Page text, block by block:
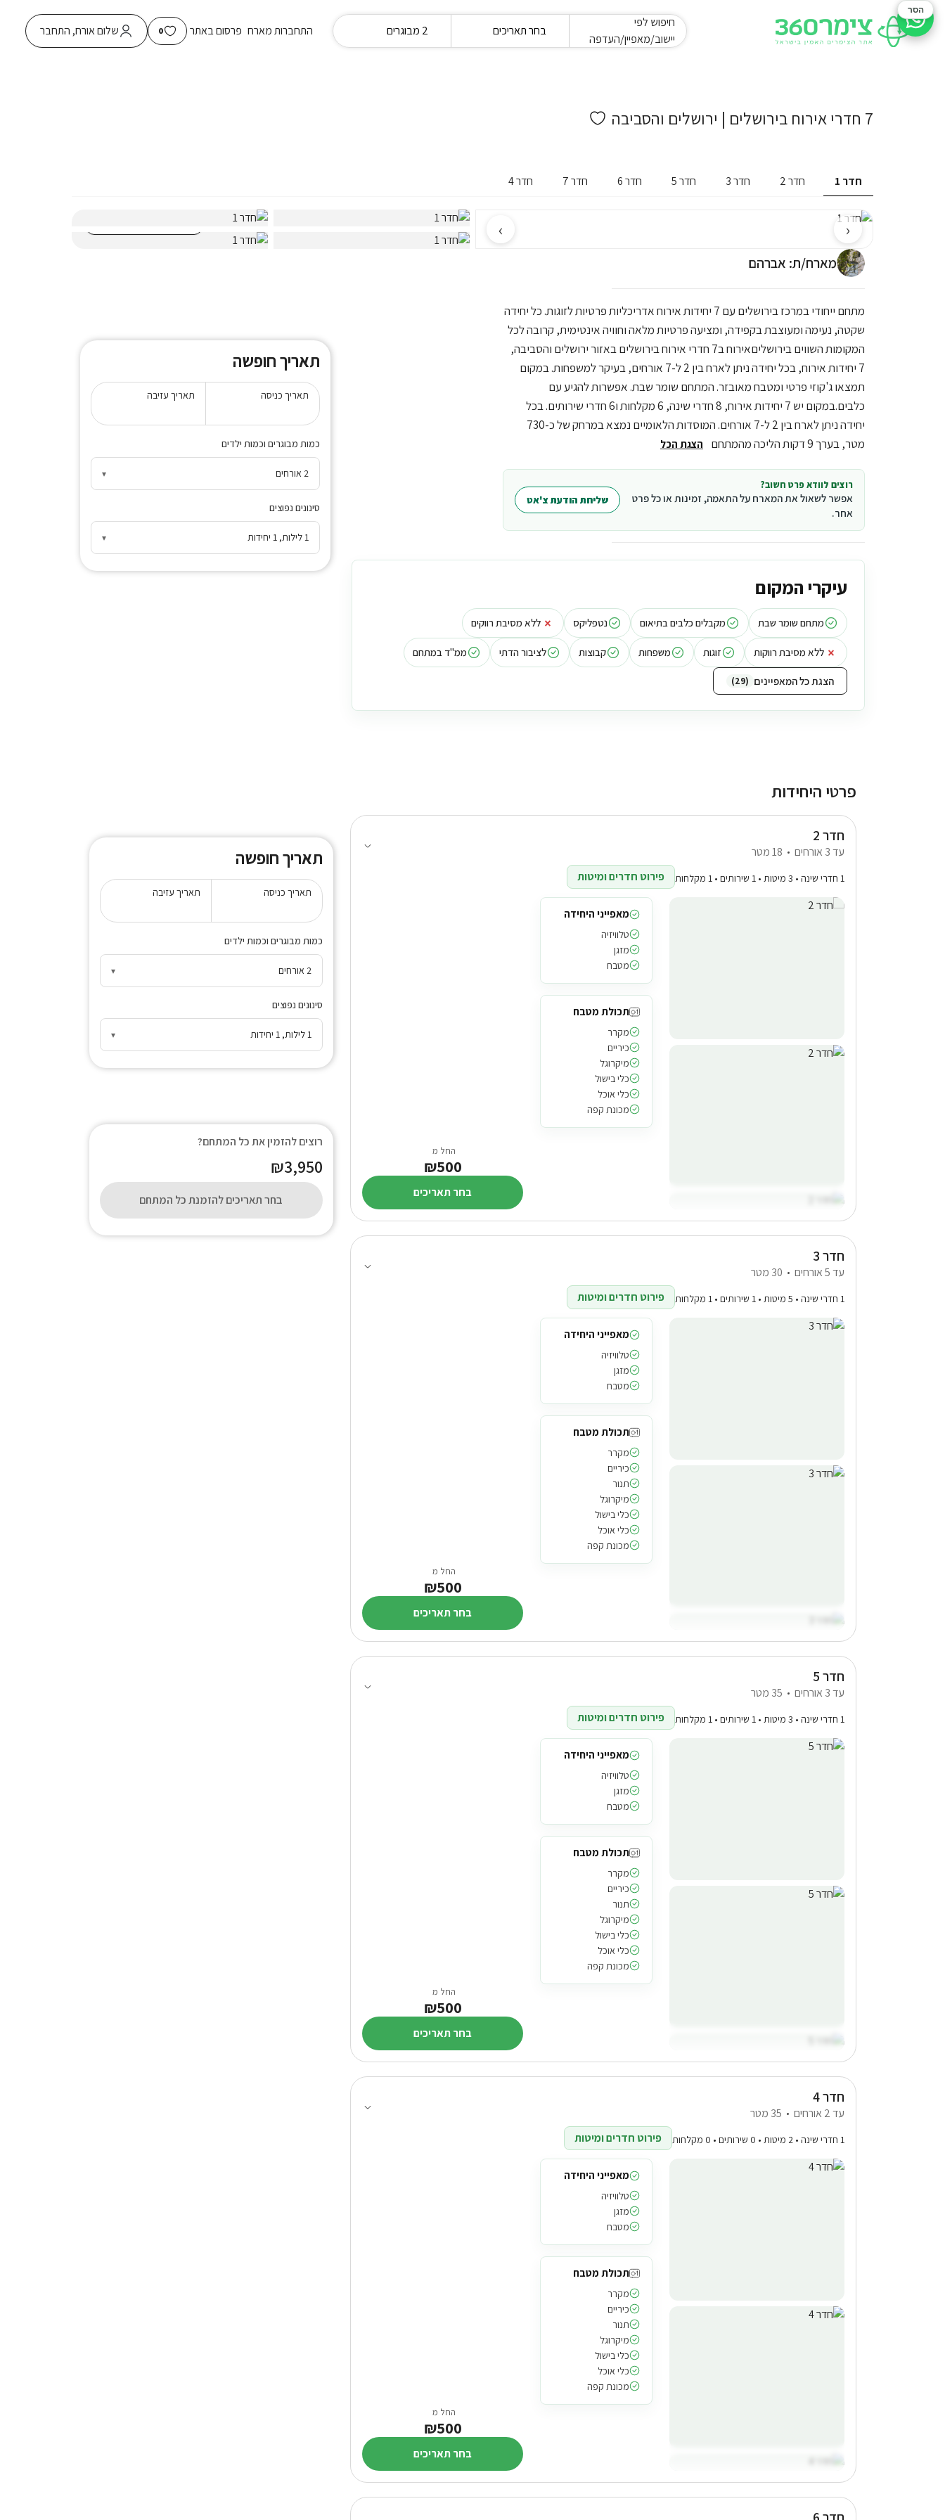
חיפוש לפי
יישוב/מאפיין/העדפה
בחר תאריכים 2 מבוגרים התחברות מארח פרסום באתר 0 שלום אורח, התחבר
7 חדרי אירוח בירושלים | ירושלים והסביבה
חדר 1 חדר 2 חדר 3 חדר 5 חדר 6 חדר 7 חדר 4
› ‹
מארח/ת: אברהם
מתחם ייחודי במרכז בירושלים עם 7 יחידות אירוח אדריכליות פרטיות לזוגות. כל יחידה
שקטה, נעימה ומעוצבת בקפידה, ומציעה פרטיות מלאה וחוויה אינטימית, קרובה לכל
המקומות השווים בירושלים
אירוח ב7 חדרי אירוח בירושלים באזור ירושלים והסביבה,
7 יחידות אירוח, בכל יחידה ניתן לארח בין 2 ל-7 אורחים, בעיקר למשפחות. במקום
תמצאו ג'קוזי פרטי ומטבח מאובזר. המתחם שומר שבת. אפשרות להגיע עם
כלבים.
במקום יש 7 יחידות אירוח, 8 חדרי שינה, 6 מקלחות ו6 חדרי שירותים. בכל
יחידה ניתן לארח בין 2 ל-7 אורחים. המוסדות הלאומיים נמצא במרחק של כ-730
מטר, בערך 9 דקות הליכה מהמתחם
הצגת הכל
רוצים לוודא פרט חשוב?
אפשר לשאול את המארח על התאמה, זמינות או כל פרט
אחר.
שליחת הודעת צ'אט
עיקרי המקום
מתחם שומר שבת מקבלים כלבים בתיאום נטפליקס × ללא מסיבת רווקים
× ללא מסיבת רווקות זוגות משפחות קבוצות לציבור הדתי ממ"ד במתחם
הצגת כל המאפיינים 29
תאריך חופשה
תאריך כניסה תאריך עזיבה
כמות מבוגרים וכמות ילדים
2 אורחים ▾
סינונים נפוצים
1 לילות, 1 יחידות ▾
פרטי היחידות
חדר 2
עד 3 אורחים
1 חדרי שינה • 3 מיטות • 1 שירותים • 1 מקלחות פירוט חדרים ומיטות
מאפייני היחידה
טלוויזיה
מזגן
מטבח
תכולת מטבח
מקרר
כיריים
מיקרוגל
כלי בישול
כלי אוכל
מכונת קפה
החל מ
₪500
בחר תאריכים
חדר 3
עד 5 אורחים
1 חדרי שינה • 5 מיטות • 1 שירותים • 1 מקלחות פירוט חדרים ומיטות
מאפייני היחידה
טלוויזיה
מזגן
מטבח
תכולת מטבח
מקרר
כיריים
תנור
מיקרוגל
כלי בישול
כלי אוכל
מכונת קפה
החל מ
₪500
בחר תאריכים
חדר 5
עד 3 אורחים
1 חדרי שינה • 3 מיטות • 1 שירותים • 1 מקלחות פירוט חדרים ומיטות
מאפייני היחידה
טלוויזיה
מזגן
מטבח
תכולת מטבח
מקרר
כיריים
תנור
מיקרוגל
כלי בישול
כלי אוכל
מכונת קפה
החל מ
₪500
בחר תאריכים
חדר 4
עד 2 אורחים
1 חדרי שינה • 2 מיטות • 0 שירותים • 0 מקלחות פירוט חדרים ומיטות
מאפייני היחידה
טלוויזיה
מזגן
מטבח
תכולת מטבח
מקרר
כיריים
תנור
מיקרוגל
כלי בישול
כלי אוכל
מכונת קפה
החל מ
₪500
בחר תאריכים
תאריך חופשה
תאריך כניסה תאריך עזיבה
כמות מבוגרים וכמות ילדים
2 אורחים ▾
סינונים נפוצים
1 לילות, 1 יחידות ▾
רוצים להזמין את כל המתחם?
₪3,950
בחר תאריכים להזמנת כל המתחם
סיוע בהזמנה
הסר